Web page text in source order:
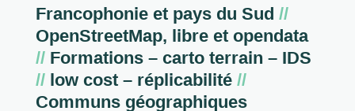
Francophonie et pays du Sud //
OpenStreetMap, libre et opendata
//Formations – carto terrain – IDS
//low cost – réplicabilité //
Communs géographiques